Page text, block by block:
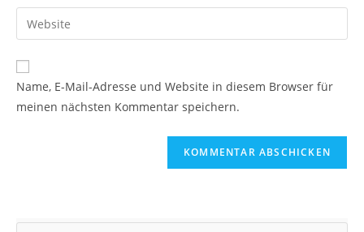
zum
Kommentieren
ein
E-
Mail-
zum
Kommentieren
ein
Gib
deine
Website-
URL
Name, E-Mail-Adresse und Website in diesem Browser für
meinen nächsten Kommentar speichern.